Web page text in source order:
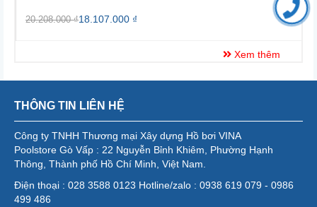
20.208.000 ₫18.107.000 ₫
Xem thêm
THÔNG TIN LIÊN HỆ
Công ty TNHH Thương mại Xây dựng Hồ bơi VINA
Poolstore Gò Vấp : 22 Nguyễn Bỉnh Khiêm, Phường Hạnh
Thông, Thành phố Hồ Chí Minh, Việt Nam.
Điện thoại : 028 3588 0123 Hotline/zalo : 0938 619 079 - 0986
499 486